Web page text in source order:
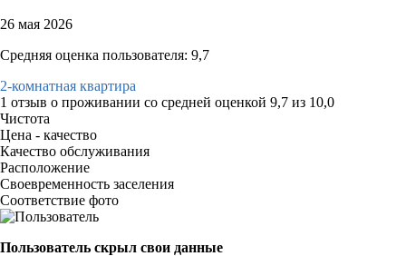
26 мая 2026
Средняя оценка пользователя: 9,7
2-комнатная квартира
1 отзыв о проживании со средней оценкой 9,7 из 10,0
Чистота
Цена - качество
Качество обслуживания
Расположение
Своевременность заселения
Соответствие фото
Пользователь скрыл свои данные